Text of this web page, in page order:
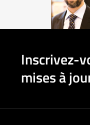
Inscrivez-
mises à